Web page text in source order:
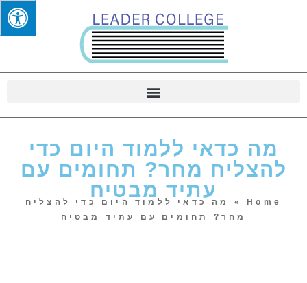
מה כדאי ללמוד היום כדי
להצליח מחר? תחומים עם
עתיד מבטיח
Home
»
מה כדאי ללמוד היום כדי להצליח
מחר? תחומים עם עתיד מבטיח